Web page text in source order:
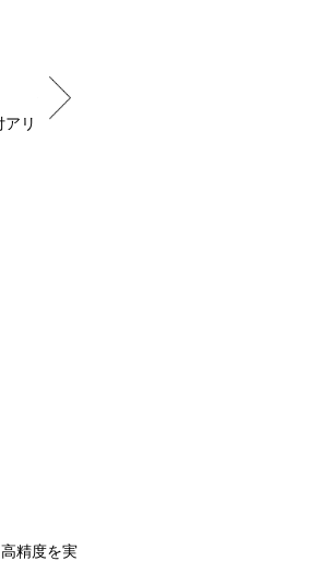
リ
シーマスター プラネットオーシャン マス
飽和潜水対応の本格ダイバーズ
発色が困難とされるオレンジのセラミッ
精度を実